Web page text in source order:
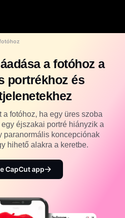
és -szerkesztő
a fotóhoz a
portrékhoz és
fotóhoz, ha egy üres szoba
éjszakai portré hiányzik a
paranormális koncepciónak
hihető alakra a keretbe.
CapCut app